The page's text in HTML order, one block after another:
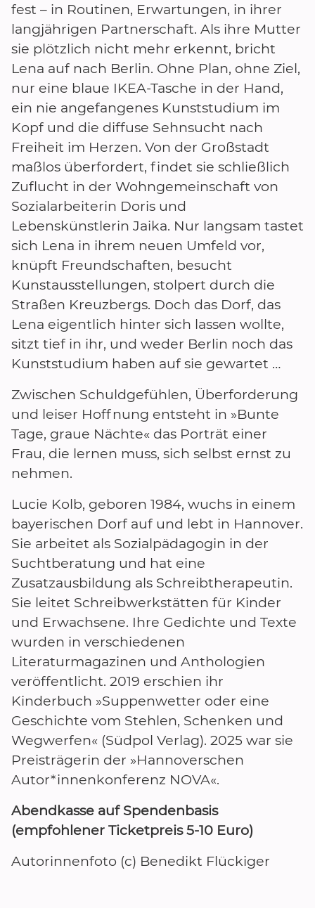
fest – in Routinen, Erwartungen, in ihrer
langjährigen Partnerschaft. Als ihre Mutter
sie plötzlich nicht mehr erkennt, bricht
Lena auf nach Berlin. Ohne Plan, ohne Ziel,
nur eine blaue IKEA-Tasche in der Hand,
ein nie angefangenes Kunststudium im
Kopf und die diffuse Sehnsucht nach
Freiheit im Herzen. Von der Großstadt
maßlos überfordert, findet sie schließlich
Zuflucht in der Wohngemeinschaft von
Sozialarbeiterin Doris und
Lebenskünstlerin Jaika. Nur langsam tastet
sich Lena in ihrem neuen Umfeld vor,
knüpft Freundschaften, besucht
Kunstausstellungen, stolpert durch die
Straßen Kreuzbergs. Doch das Dorf, das
Lena eigentlich hinter sich lassen wollte,
sitzt tief in ihr, und weder Berlin noch das
Kunststudium haben auf sie gewartet …
Zwischen Schuldgefühlen, Überforderung
und leiser Hoffnung entsteht in »Bunte
Tage, graue Nächte« das Porträt einer
Frau, die lernen muss, sich selbst ernst zu
nehmen.
Lucie Kolb, geboren 1984, wuchs in einem
bayerischen Dorf auf und lebt in Hannover.
Sie arbeitet als Sozialpädagogin in der
Suchtberatung und hat eine
Zusatzausbildung als Schreibtherapeutin.
Sie leitet Schreibwerkstätten für Kinder
und Erwachsene. Ihre Gedichte und Texte
wurden in verschiedenen
Literaturmagazinen und Anthologien
veröffentlicht. 2019 erschien ihr
Kinderbuch »Suppenwetter oder eine
Geschichte vom Stehlen, Schenken und
Wegwerfen« (Südpol Verlag). 2025 war sie
Preisträgerin der »Hannoverschen
Autor*innenkonferenz NOVA«.
Abendkasse auf Spendenbasis
(empfohlener Ticketpreis 5-10 Euro)
Autorinnenfoto (c) Benedikt Flückiger